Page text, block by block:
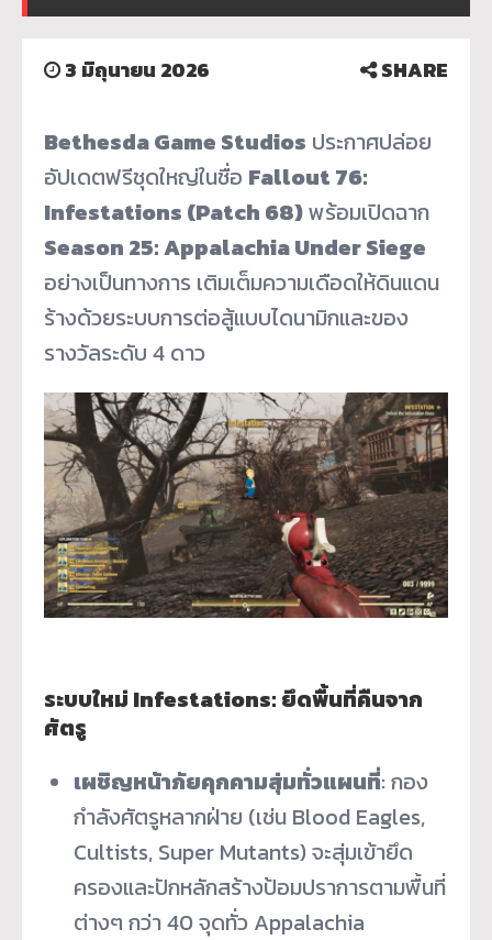
3 มิถุนายน 2026 SHARE
Bethesda Game Studios ประกาศปล่อย
อัปเดตฟรีชุดใหญ่ในชื่อ Fallout 76:
Infestations (Patch 68)พร้อมเปิดฉาก
Season 25: Appalachia Under Siege
อย่างเป็นทางการ เติมเต็มความเดือดให้ดินแดน
ร้างด้วยระบบการต่อสู้แบบไดนามิกและของ
รางวัลระดับ 4 ดาว
ระบบใหม่ Infestations: ยึดพื้นที่คืนจาก
ศัตรู
เผชิญหน้าภัยคุกคามสุ่มทั่วแผนที่: กอง
กำลังศัตรูหลากฝ่าย (เช่น Blood Eagles,
Cultists, Super Mutants) จะสุ่มเข้ายึด
ครองและปักหลักสร้างป้อมปราการตามพื้นที่
ต่างๆ กว่า 40 จุดทั่ว Appalachia